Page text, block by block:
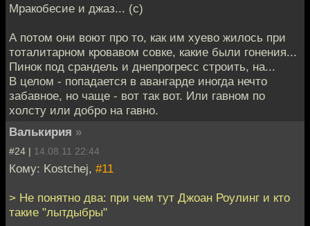
Мракобесие и джаз... (с)
А потом они воют про то, как им хуево жилось при
тоталитарном кровавом совке, какие были гонения...
Пинок под срандель и днепрогресс строить, на...
В целом - попадается в авангарде иногда нечто
забавное, но чаще - вот так вот. Или гавном по
холсту или добро на гавно.
Валькирия »
#24 | 14.08.11 22:44
Кому: Kostchej, #11
> Не понятно два: при чем тут Джоан Роулинг и кто
такие "лытдыбры"